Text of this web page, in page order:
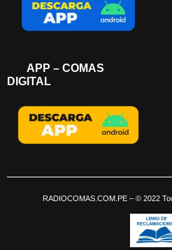
APP – COMAS
DIGITAL
RADIOCOMAS.COM.PE – © 2022